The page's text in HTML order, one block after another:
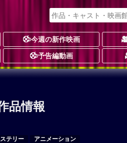
今週の新作映画
予告編動画
品情報
テリー
アニメーション